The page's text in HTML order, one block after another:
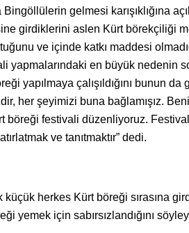
gelmesi karışıklığına
girdiklerini aslen Kürt börekçiliği
ve içinde katkı maddesi
en büyük nedenin
yapılmaya çalışıldığını bunun
her şeyimizi buna bağlamışız.
böreği festivali düzenliyoruz.
ve tanıtmaktır” dedi.
herkes Kürt böreği sırasına
için sabırsızlandığını